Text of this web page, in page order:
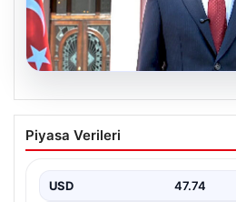
06.08.2026
Bakan Gürlek’ten
Açıklaması: “Tüm
Yürütülecek”
Piyasa Verileri
USD 47.74